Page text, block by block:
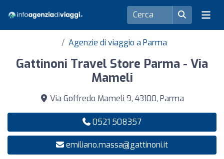
Agenzie di viaggio a Parma
Gattinoni Travel Store Parma - Via
Mameli
Via Goffredo Mameli 9, 43100, Parma
0521 508357
emiliano.massa@gattinoni.it